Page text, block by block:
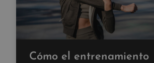
Cómo el entrenamiento